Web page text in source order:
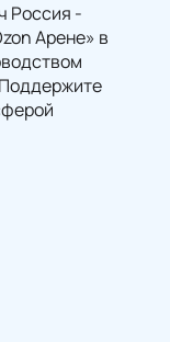
Россия -
Арене» в